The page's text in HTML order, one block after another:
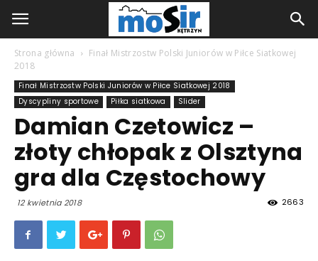
Strona główna
Finał Mistrzostw Polski Juniorów w Piłce Siatkowej
2018
Finał Mistrzostw Polski Juniorów w Piłce Siatkowej 2018
Dyscypliny sportowe
Piłka siatkowa Slider
Damian Czetowicz –
złoty chłopak z Olsztyna
gra dla Częstochowy
12 kwietnia 2018 2663